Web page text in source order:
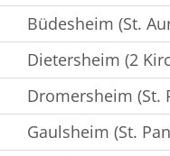
Büdesheim (St.
Dietersheim (2
Dromersheim (St.
Gaulsheim (St.